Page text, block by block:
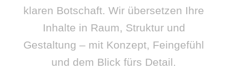
klaren Botschaft. Wir übersetzen Ihre
Inhalte in Raum, Struktur und
Gestaltung – mit Konzept, Feingefühl
und dem Blick fürs Detail.